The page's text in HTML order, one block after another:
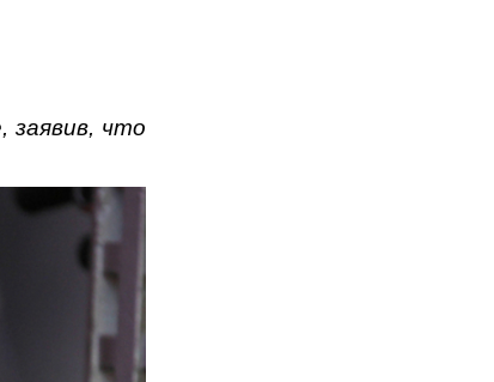
заявив, что